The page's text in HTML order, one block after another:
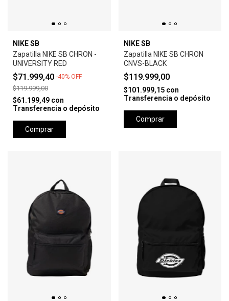
NIKE SB
Zapatilla NIKE SB CHRON -
UNIVERSITY RED
$71.999,40 -40% OFF
$119.999,00
$61.199,49 con
Transferencia o depósito
Comprar
NIKE SB
Zapatilla NIKE SB CHRON
CNVS-BLACK
$119.999,00
$101.999,15 con
Transferencia o depósito
Comprar